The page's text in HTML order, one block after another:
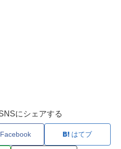
にシェアする
Facebook はてブ